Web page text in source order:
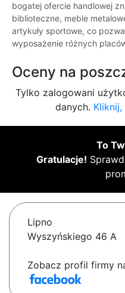
bogatej ofercie handlowej
biblioteczne, meble
artykuły sportowe, co
wyposażenie różnych
Oceny na
Tylko zalogowani
danych.
To
Gratulacje!
Lipno
Wyszyńskiego 46 A
Zobacz profil firmy